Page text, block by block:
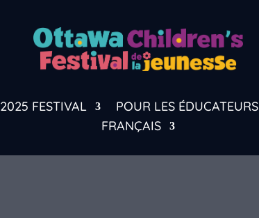
2025 FESTIVAL POUR LES ÉDUCATEURS
FRANÇAIS